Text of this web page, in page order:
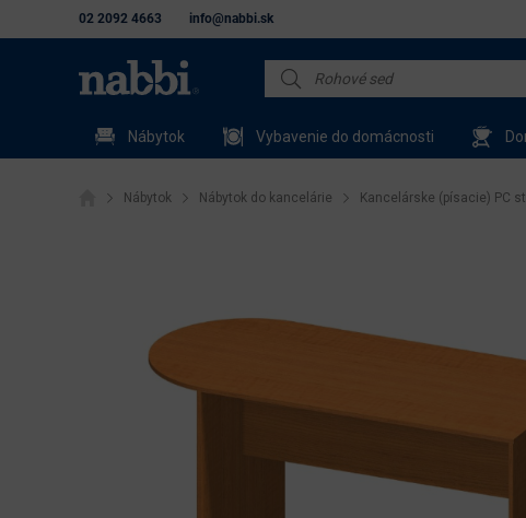
02 2092 4663 info@nabbi.sk
Nábytok Vybavenie do domácnosti
Nábytok Nábytok do kancelárie Kancelárske (písacie) PC